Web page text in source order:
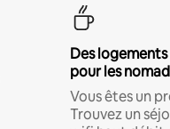
Des
pour les
Vous êtes un
Trouvez un